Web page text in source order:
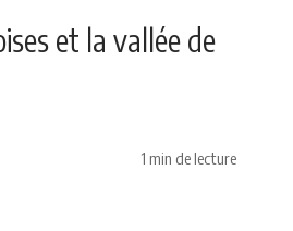
et la vallée de
1 min de lecture